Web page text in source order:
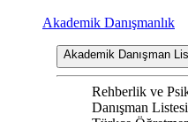
Akademik Danışmanlık
Akademik Danışman
Rehberlik ve
Danışman Listesi